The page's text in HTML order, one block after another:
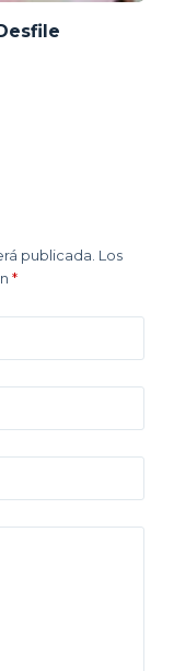
publicada. Los
*